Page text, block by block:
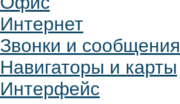
Интернет
Звонки и сообщения
Навигаторы и карты
Интерфейс